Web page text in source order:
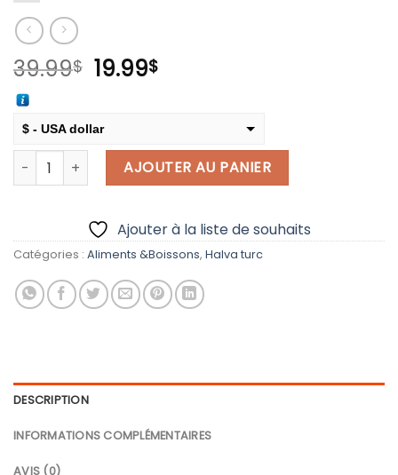
39.99$ Le
était :
39.99$.
19.99$Le
19.99$.
$ - USA dollar
€ - European Euro
quantité de Halva tahini tartinable, 250G
AJOUTER AU PANIER
Ajouter à la liste de souhaits
Catégories : Aliments &Boissons, Halva turc
DESCRIPTION
INFORMATIONS COMPLÉMENTAIRES
AVIS (0)